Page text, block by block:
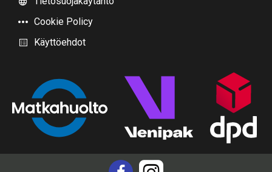
Cookie Policy
Käyttöehdot